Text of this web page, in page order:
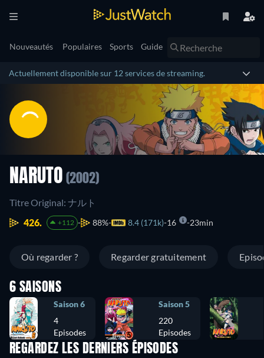
Nouveautés Populaires Sports Guide
Actuellement disponible sur 12 services de streaming.
NARUTO (2002)
Titre Original: ナルト
426.
+112 88% 8.4 (171k) 16 23min
Où regarder ? Regarder gratuitement
6 SAISONS
Saison 6
4
Episodes
Saison 5
220
Episodes
REGARDEZ LES DERNIERS ÉPISODES